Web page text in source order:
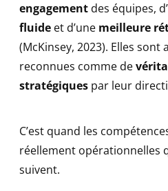
engagement des équipes,
fluide et d’une meilleure
(McKinsey, 2023). Elles sont
reconnues comme de
stratégiques par leur
C’est quand les
réellement opérationnelles
suivent.